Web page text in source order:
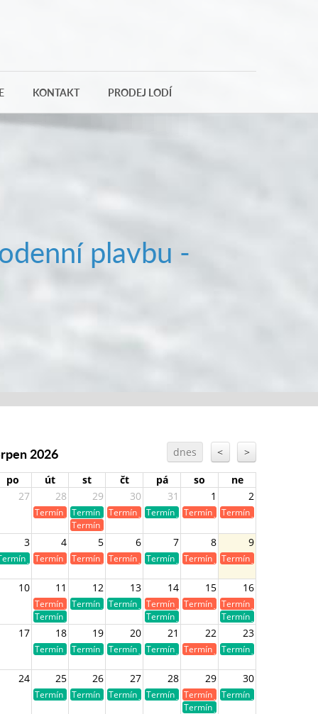
KONTAKT PRODEJ LODÍ
plavbu -
2026 dnes < >
po út st čt pá so
ne
27
28 29 30 31 1 2
Termín je již obsazen
Termín je volnýTermín je již obsazen
Termín je volnýTermín je již obsazenTermín je již obsazen
Termín je již obsazen
3 4 5 6 7 8 9
je volný
Termín je již obsazen
Termín je již obsazen
Termín je již obsazen
Termín je volnýTermín je již obsazenTermín je již obsazen
10 11 12 13 14 15 16
Termín je již obsazen
Termín je volnýTermín je volnýTermín je již obsazen
Termín je již obsazenTermín je již obsazen
Termín je volný
Termín je volný Termín je volný
17 18 19 20 21 22 23
Termín je volnýTermín je volnýTermín je volnýTermín je volnýTermín je již obsazen
Termín je volný
24 25 26 27 28 29 30
Termín je volnýTermín je volnýTermín je volnýTermín je volnýTermín je již obsazen
Termín je volný
Termín je volný